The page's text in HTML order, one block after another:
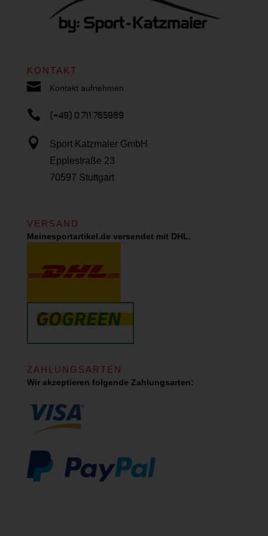
KONTAKT
 Kontakt aufnehmen
 (+49) 0 711 765989

Sport Katzmaier GmbH
Epplestraße 23
70597 Stuttgart
VERSAND
Meinesportartikel.de versendet mit DHL.
ZAHLUNGSARTEN
Wir akzeptieren folgende Zahlungsarten: